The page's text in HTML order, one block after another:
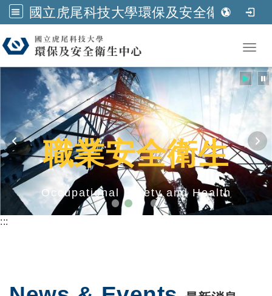
國立虎尾科技大學環保及安全衛生中心
跳到主要內容
職業安全衛生
Occupational Safety and Health
:::